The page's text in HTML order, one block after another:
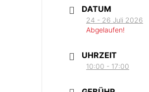
DATUM
24 - 26 Juli 2026
Abgelaufen!
UHRZEIT
10:00 - 17:00